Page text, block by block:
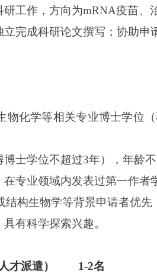
研工作，方向为mRNA疫苗、
完成科研论文撰写；协助申
物化学等相关专业博士学位
士学位不超过3年），年龄不
在专业领域内发表过第一作者
构生物学等背景申请者优先
有科学探索兴趣。
人才派遣）
1-2名